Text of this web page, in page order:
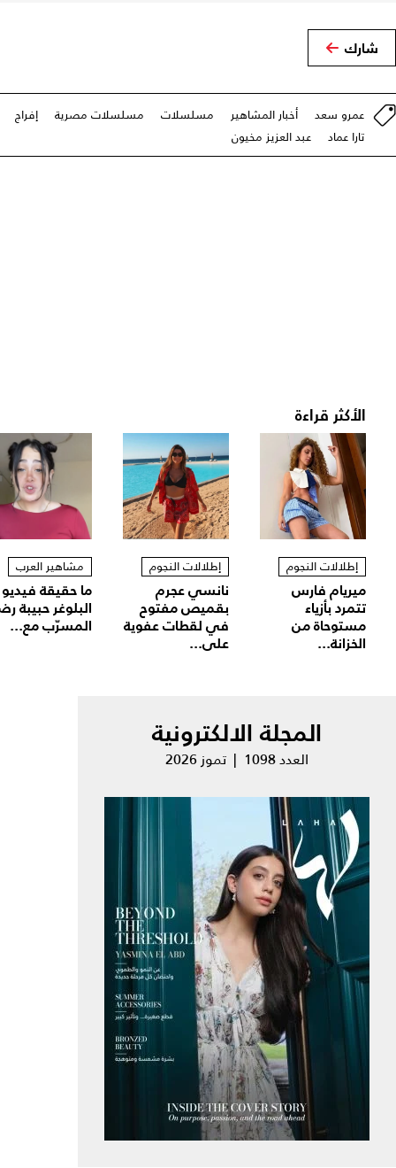
شارك
عمرو سعد أخبار المشاهير مسلسلات مسلسلات مصرية
إفراج
تارا عماد
عبد العزيز مخيون
الأكثر قراءة
إطلالات النجوم
ميريام فارس
تتمرد بأزياء
مستوحاة من
الخزانة...
إطلالات النجوم
نانسي عجرم
بقميص مفتوح
في لقطات عفوية
على...
مشاهير العرب
ما حقيقة فيديو
البلوغر حبيبة
المسرّب مع...
المجلة الالكترونية
العدد 1098 | تموز 2026